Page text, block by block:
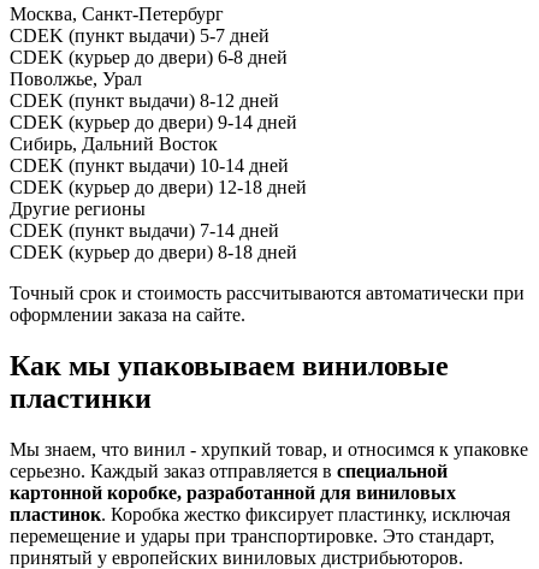
Москва, Санкт-Петербург
CDEK (пункт выдачи) 5-7 дней
CDEK (курьер до двери) 6-8 дней
Поволжье, Урал
CDEK (пункт выдачи) 8-12 дней
CDEK (курьер до двери) 9-14 дней
Сибирь, Дальний Восток
CDEK (пункт выдачи) 10-14 дней
CDEK (курьер до двери) 12-18 дней
Другие регионы
CDEK (пункт выдачи) 7-14 дней
CDEK (курьер до двери) 8-18 дней
Точный срок и стоимость рассчитываются автоматически при
оформлении заказа на сайте.
Как мы упаковываем виниловые
пластинки
Мы знаем, что винил - хрупкий товар, и относимся к упаковке
серьезно. Каждый заказ отправляется в специальной
картонной коробке, разработанной для виниловых
пластинок. Коробка жестко фиксирует пластинку, исключая
перемещение и удары при транспортировке. Это стандарт,
принятый у европейских виниловых дистрибьюторов.